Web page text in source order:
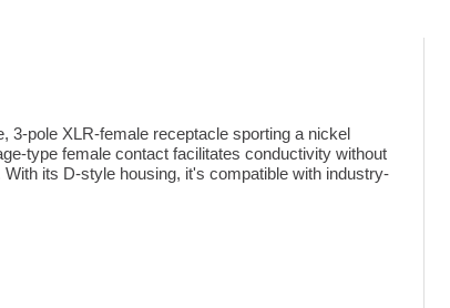
3-pole XLR-female receptacle sporting a nickel
type female contact facilitates conductivity without
its D-style housing, it's compatible with industry-